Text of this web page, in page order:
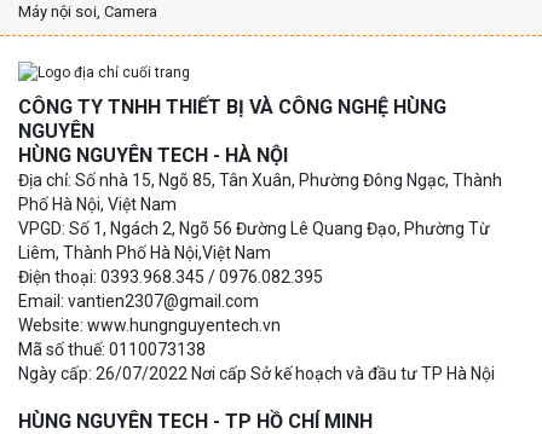
Máy nội soi, Camera
CÔNG TY TNHH THIẾT BỊ VÀ CÔNG NGHỆ HÙNG
NGUYÊN
HÙNG NGUYÊN TECH - HÀ NỘI
Địa chỉ: Số nhà 15, Ngõ 85, Tân Xuân, Phường Đông Ngạc, Thành
Phố Hà Nội, Việt Nam
VPGD: Số 1, Ngách 2, Ngõ 56 Đường Lê Quang Đạo, Phường Từ
Liêm, Thành Phố Hà Nội,Việt Nam
Điện thoại: 0393.968.345 / 0976.082.395
Email: vantien2307@gmail.com
Website: www.hungnguyentech.vn
Mã số thuế: 0110073138
Ngày cấp: 26/07/2022 Nơi cấp Sở kế hoạch và đầu tư TP Hà Nội
HÙNG NGUYÊN TECH - TP HỒ CHÍ MINH